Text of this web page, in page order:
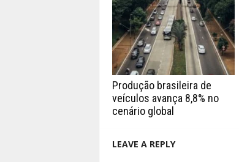
Produção brasileira de
veículos avança 8,8% no
cenário global
LEAVE A REPLY